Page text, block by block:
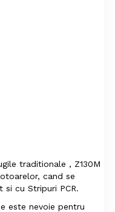
traditionale , Z130M
cand se
cu Stripuri PCR.
este nevoie pentru